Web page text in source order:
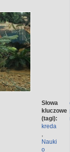
Słowa
kluczowe
(tagi):
kreda
Nauki
o